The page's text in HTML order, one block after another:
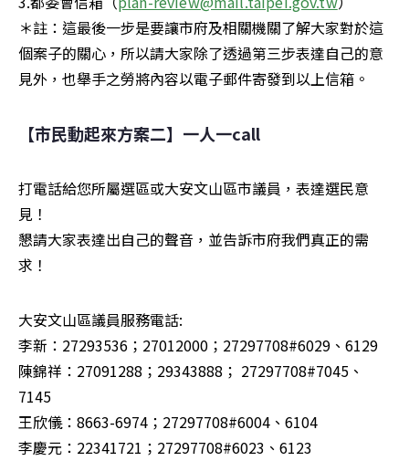
＊註：這最後一步是要讓市府及相關機關了解大家對於這
個案子的關心，所以請大家除了透過第三步表達自己的意
見外，也舉手之勞將內容以電子郵件寄發到以上信箱。
【市民動起來方案二】一人一call
打電話給您所屬選區或大安文山區市議員，表達選民意
見！
懇請大家表達出自己的聲音，並告訴市府我們真正的需
求！
大安文山區議員服務電話:
李新：27293536；27012000；27297708#6029、6129
陳錦祥：27091288；29343888； 27297708#7045、
7145
王欣儀：8663-6974；27297708#6004、6104
李慶元：22341721；27297708#6023、6123